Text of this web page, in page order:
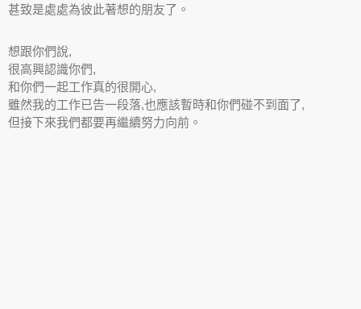
甚致是處處為彼此著想的朋友了。
想跟你們說,
很高興認識你們,
和你們一起工作真的很開心,
雖然我的工作已告一段落,也應該暫時和你們碰不到面了,
但接下來我們都要再繼續努力向前。